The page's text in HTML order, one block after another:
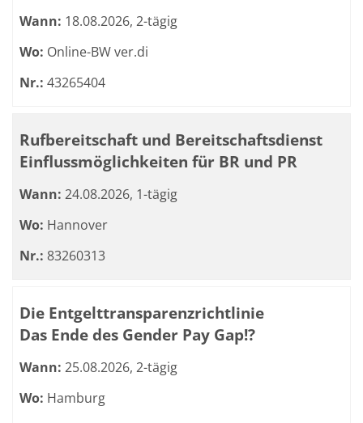
Wann: 18.08.2026, 2-tägig
Wo: Online-BW ver.di
Nr.: 43265404
Rufbereitschaft und Bereitschaftsdienst
Einflussmöglichkeiten für BR und PR
Wann: 24.08.2026, 1-tägig
Wo: Hannover
Nr.: 83260313
Die Entgelttransparenzrichtlinie
Das Ende des Gender Pay Gap!?
Wann: 25.08.2026, 2-tägig
Wo: Hamburg